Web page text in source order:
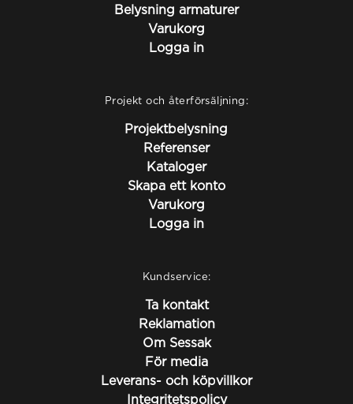
Belysning armaturer
Varukorg
Logga in
Projekt och återförsäljning:
Projektbelysning
Referenser
Kataloger
Skapa ett konto
Varukorg
Logga in
Kundservice:
Ta kontakt
Reklamation
Om Sessak
För media
Leverans- och köpvillkor
Integritetspolicy